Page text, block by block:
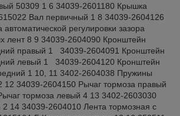
50309 1 6 34039-2601180 Крышка
Вал первичный 1 8 34039-2604126
автоматической регулировки зазора
лент 8 9 34039-2604090 Кронштейн
правый 1 34039-2604091 Кронштейн
левый 1 34039-2604120 Кронштейн
1 10, 11 3402-2604038 Пружины
12 34039-2604150 Рычаг тормоза правый
тормоза левый 4 13 3402-2603030
14 34039-2604010 Лента тормозная с